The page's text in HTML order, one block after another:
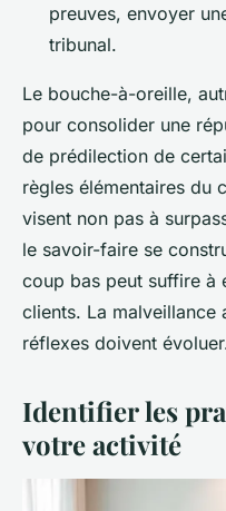
preuves, envoyer
tribunal.
Le bouche-à-oreille,
pour consolider une
de prédilection de
règles élémentaires du
visent non pas à
le savoir-faire se
coup bas peut suffire à
clients. La malveillance
réflexes doivent
Identifier les
votre activité